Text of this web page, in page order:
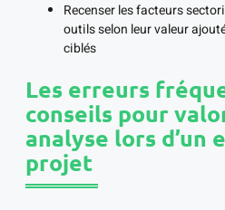
Recenser les facteurs
outils selon leur valeur
ciblés
Les erreurs
conseils pour
analyse lors d’un
projet